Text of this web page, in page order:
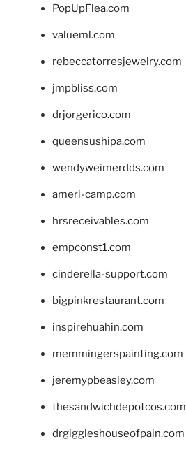
PopUpFlea.com
valueml.com
rebeccatorresjewelry.com
jmpbliss.com
drjorgerico.com
queensushipa.com
wendyweimerdds.com
ameri-camp.com
hrsreceivables.com
empconst1.com
cinderella-support.com
bigpinkrestaurant.com
inspirehuahin.com
memmingerspainting.com
jeremypbeasley.com
thesandwichdepotcos.com
drgiggleshouseofpain.com